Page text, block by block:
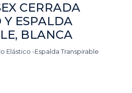
CERRADA
Y ESPALDA
BLANCA
Elástico -Espalda Transpirable